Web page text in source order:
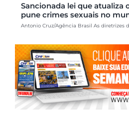
Sancionada lei que atualiza
pune crimes sexuais no
Antonio Cruz/Agência Brasil As diretrizes